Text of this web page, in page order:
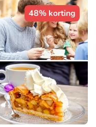
48% korting